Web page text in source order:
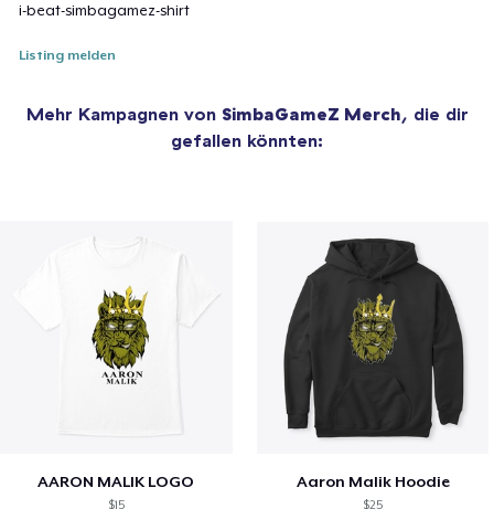
i-beat-simbagamez-shirt
Listing melden
Mehr Kampagnen von SimbaGameZ Merch, die dir
gefallen könnten:
AARON MALIK LOGO
$15
Aaron Malik Hoodie
$25